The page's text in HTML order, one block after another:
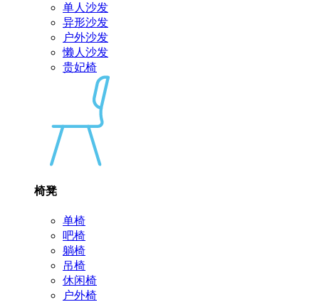
单人沙发
异形沙发
户外沙发
懒人沙发
贵妃椅
椅凳
单椅
吧椅
躺椅
吊椅
休闲椅
户外椅